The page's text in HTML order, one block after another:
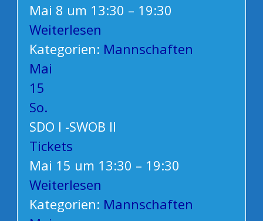
Mai 8 um 13:30 – 19:30
Weiterlesen
Kategorien: Mannschaften
Mai
15
So.
SDO I -SWOB II
Tickets
Mai 15 um 13:30 – 19:30
Weiterlesen
Kategorien: Mannschaften